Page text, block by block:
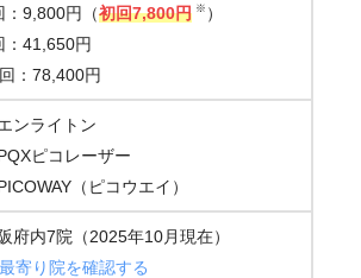
：9,800円（初回7,800円 ※ ）
：41,650円
：78,400円
ンライトン
ピコレーザー
（ピコウエイ）
府内7院（2025年10月現在）
寄り院を確認する